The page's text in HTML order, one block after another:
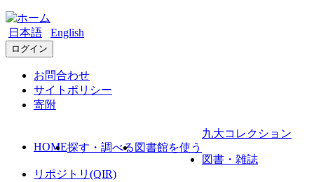
日本語 English
ログイン
お問合わせ
サイトポリシー
寄附
HOME探す・調べる 図書館を使う
九大コレクション
図書・雑誌
リポジトリ(QIR)